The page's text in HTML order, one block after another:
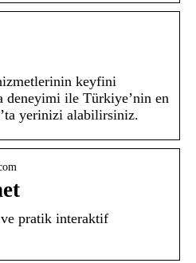
keyfini
deneyimi ile Türkiye’nin en
yerinizi alabilirsiniz.
ve pratik interaktif